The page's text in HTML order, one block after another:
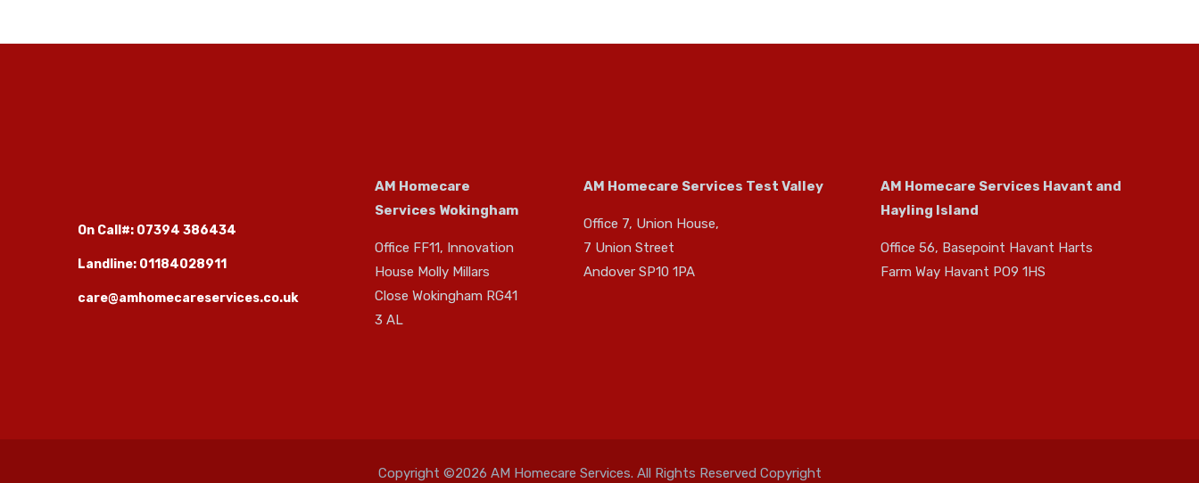
On Call#: 07394 386434
Landline: 01184028911
care@amhomecareservices.co.uk
AM Homecare
Services Wokingham
Office FF11, Innovation
House Molly Millars
Close Wokingham RG41
3 AL
AM Homecare Services Test Valley
Office 7, Union House,
7 Union Street
Andover SP10 1PA
AM Homecare Services Havant and
Hayling Island
Office 56, Basepoint Havant Harts
Farm Way Havant PO9 1HS
Copyright ©2026 AM Homecare Services. All Rights Reserved Copyright